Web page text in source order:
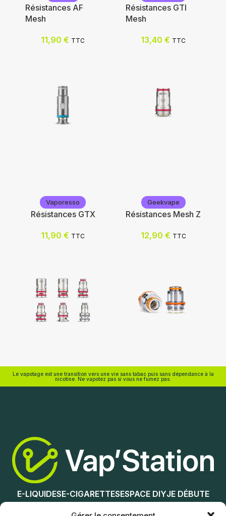
Résistances AF
Mesh
11,90 € TTC
Résistances GTI
Mesh
13,40 € TTC
Vaporesso
Résistances GTX
11,90 € TTC
Geekvape
Résistances Mesh Z
12,90 € TTC
Le vapotage est une transition vers une vie sans tabac puis sans dépendance à la
nicotine. Ne vapotez pas si vous ne fumez pas.
E-LIQUIDESE-CIGARETTESESPACE DIYJE DÉBUTE